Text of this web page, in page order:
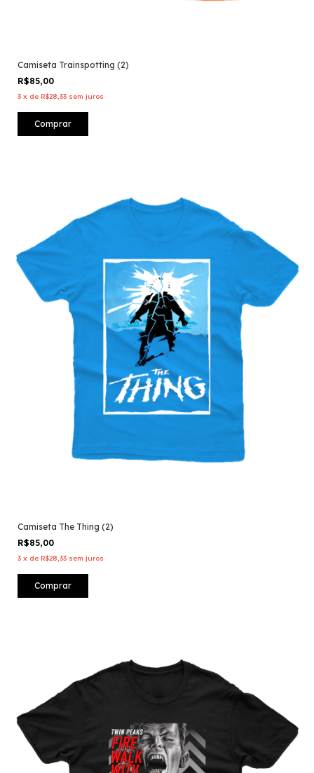
Camiseta Trainspotting (2)
R$85,00
3 x de R$28,33 sem juros
Comprar
Camiseta The Thing (2)
R$85,00
3 x de R$28,33 sem juros
Comprar